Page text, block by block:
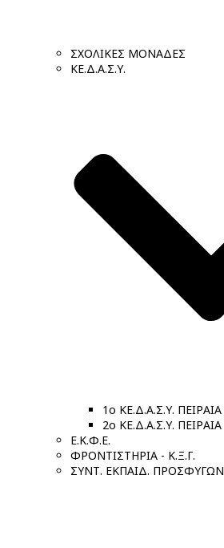
ΣΧΟΛΙΚΕΣ ΜΟΝΑΔΕΣ
ΚΕ.Δ.Α.Σ.Υ.
1ο ΚΕ.Δ.Α.Σ.Υ. ΠΕΙΡΑΙΑ
2ο ΚΕ.Δ.Α.Σ.Υ. ΠΕΙΡΑΙΑ
Ε.Κ.Φ.Ε.
ΦΡΟΝΤΙΣΤΗΡΙΑ - Κ.Ξ.Γ.
ΣΥΝΤ. ΕΚΠΑΙΔ. ΠΡΟΣΦΥΓΩΝ